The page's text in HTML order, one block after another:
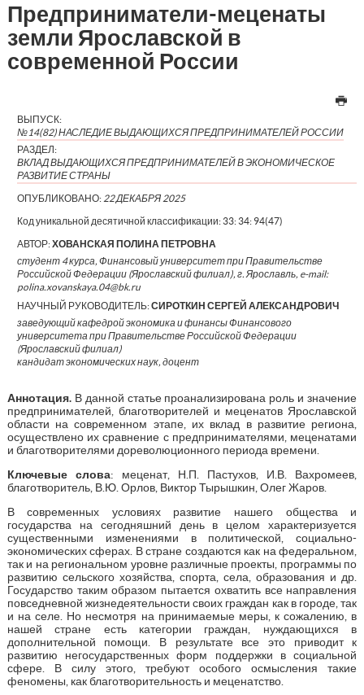
Предприниматели-меценаты
земли Ярославской в
современной России
ВЫПУСК:
№14(82) НАСЛЕДИЕ ВЫДАЮЩИХСЯ ПРЕДПРИНИМАТЕЛЕЙ РОССИИ
РАЗДЕЛ:
ВКЛАД ВЫДАЮЩИХСЯ ПРЕДПРИНИМАТЕЛЕЙ В ЭКОНОМИЧЕСКОЕ
РАЗВИТИЕ СТРАНЫ
ОПУБЛИКОВАНО: 22 ДЕКАБРЯ 2025
Код уникальной десятичной классификации: 33: 34: 94(47)
АВТОР:ХОВАНСКАЯ ПОЛИНА ПЕТРОВНА
студент 4 курса, Финансовый университет при Правительстве
Российской Федерации (Ярославский филиал), г. Ярославль, e-mail:
polina.xovanskaya.04@bk.ru
НАУЧНЫЙ РУКОВОДИТЕЛЬ:СИРОТКИН СЕРГЕЙ АЛЕКСАНДРОВИЧ
заведующий кафедрой экономика и финансы Финансового
университета при Правительстве Российской Федерации
(Ярославский филиал)
кандидат экономических наук, доцент
Аннотация.В данной статье проанализирована роль и значение
предпринимателей, благотворителей и меценатов Ярославской
области на современном этапе, их вклад в развитие региона,
осуществлено их сравнение с предпринимателями, меценатами
и благотворителями дореволюционного периода времени.
Ключевые слова: меценат, Н.П. Пастухов, И.В. Вахромеев,
благотворитель, В.Ю. Орлов, Виктор Тырышкин, Олег Жаров.
В современных условиях развитие нашего общества и
государства на сегодняшний день в целом характеризуется
существенными изменениями в политической, социально-
экономических сферах. В стране создаются как на федеральном,
так и на региональном уровне различные проекты, программы по
развитию сельского хозяйства, спорта, села, образования и др.
Государство таким образом пытается охватить все направления
повседневной жизнедеятельности своих граждан как в городе, так
и на селе. Но несмотря на принимаемые меры, к сожалению, в
нашей стране есть категории граждан, нуждающихся в
дополнительной помощи. В результате все это приводит к
развитию негосударственных форм поддержки в социальной
сфере. В силу этого, требуют особого осмысления такие
феномены, как благотворительность и меценатство.